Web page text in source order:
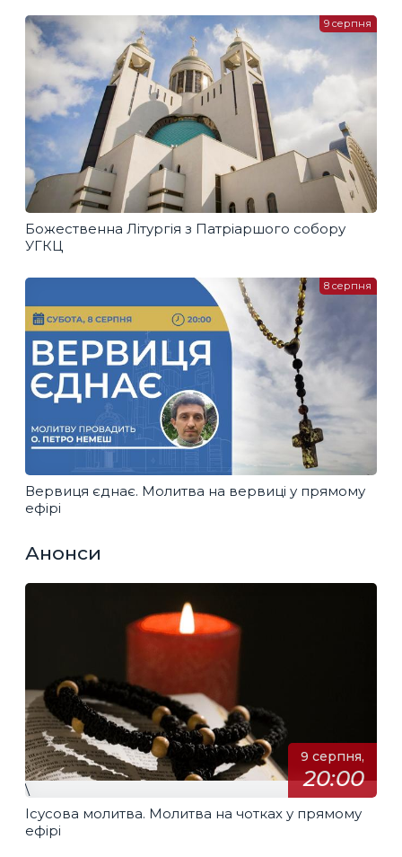
Божественна Літургія з Патріаршого собору
УГКЦ
9 серпня
Вервиця єднає. Молитва на вервиці у прямому
ефірі
8 серпня
Анонси
9 серпня,
20:00
\
Ісусова молитва. Молитва на чотках у прямому
ефірі